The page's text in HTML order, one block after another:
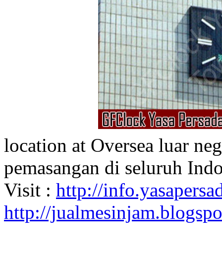
location at Oversea luar
pemasangan di seluruh
Visit : http://
http://